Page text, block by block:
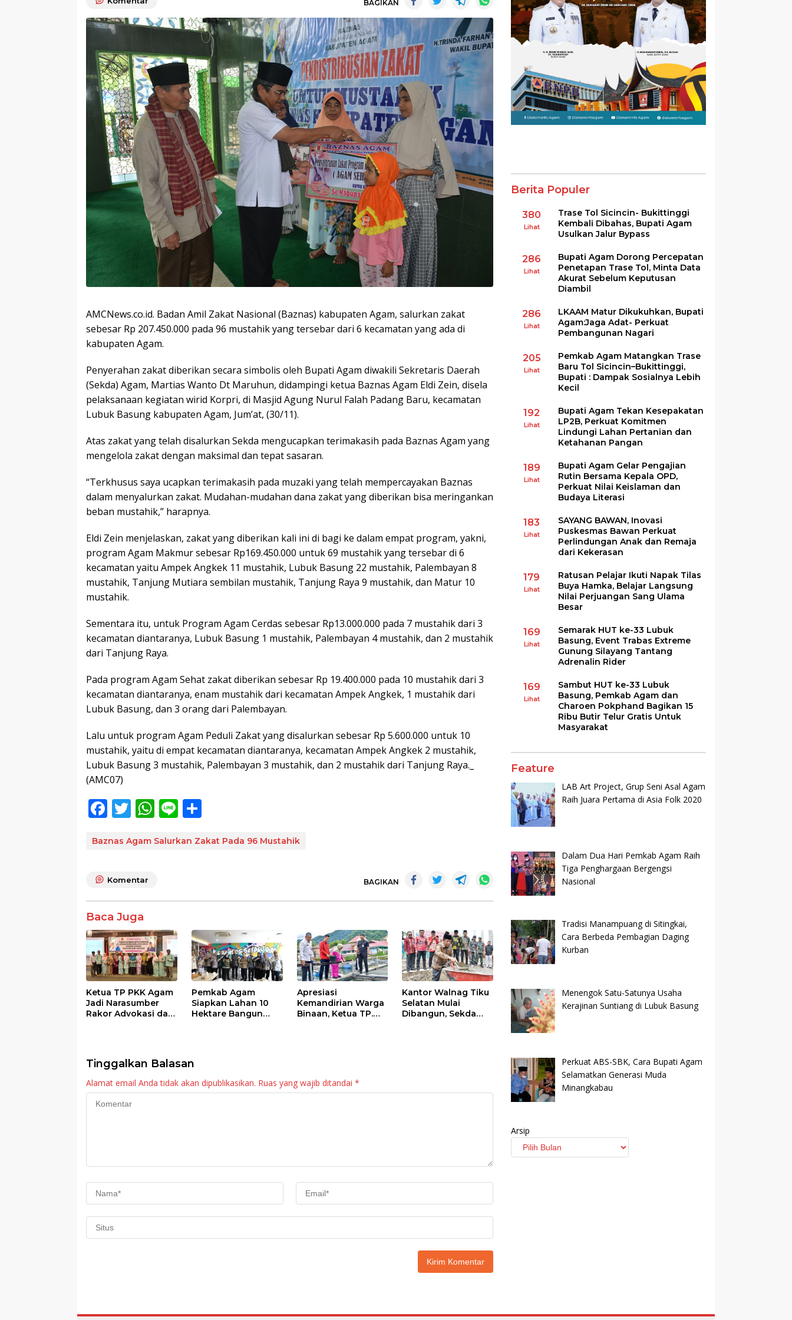
BAGIKAN
AMCNews.co.id. Badan Amil Zakat Nasional (Baznas) kabupaten Agam, salurkan zakat
sebesar Rp 207.450.000 pada 96 mustahik yang tersebar dari 6 kecamatan yang ada di
kabupaten Agam.
Penyerahan zakat diberikan secara simbolis oleh Bupati Agam diwakili Sekretaris Daerah
(Sekda) Agam, Martias Wanto Dt Maruhun, didampingi ketua Baznas Agam Eldi Zein, disela
pelaksanaan kegiatan wirid Korpri, di Masjid Agung Nurul Falah Padang Baru, kecamatan
Lubuk Basung kabupaten Agam, Jum’at, (30/11).
Atas zakat yang telah disalurkan Sekda mengucapkan terimakasih pada Baznas Agam yang
mengelola zakat dengan maksimal dan tepat sasaran.
“Terkhusus saya ucapkan terimakasih pada muzaki yang telah mempercayakan Baznas
dalam menyalurkan zakat. Mudahan-mudahan dana zakat yang diberikan bisa meringankan
beban mustahik,” harapnya.
Eldi Zein menjelaskan, zakat yang diberikan kali ini di bagi ke dalam empat program, yakni,
program Agam Makmur sebesar Rp169.450.000 untuk 69 mustahik yang tersebar di 6
kecamatan yaitu Ampek Angkek 11 mustahik, Lubuk Basung 22 mustahik, Palembayan 8
mustahik, Tanjung Mutiara sembilan mustahik, Tanjung Raya 9 mustahik, dan Matur 10
mustahik.
Sementara itu, untuk Program Agam Cerdas sebesar Rp13.000.000 pada 7 mustahik dari 3
kecamatan diantaranya, Lubuk Basung 1 mustahik, Palembayan 4 mustahik, dan 2 mustahik
dari Tanjung Raya.
Pada program Agam Sehat zakat diberikan sebesar Rp 19.400.000 pada 10 mustahik dari 3
kecamatan diantaranya, enam mustahik dari kecamatan Ampek Angkek, 1 mustahik dari
Lubuk Basung, dan 3 orang dari Palembayan.
Lalu untuk program Agam Peduli Zakat yang disalurkan sebesar Rp 5.600.000 untuk 10
mustahik, yaitu di empat kecamatan diantaranya, kecamatan Ampek Angkek 2 mustahik,
Lubuk Basung 3 mustahik, Palembayan 3 mustahik, dan 2 mustahik dari Tanjung Raya._
(AMC07)
F
e
o
o
k
T
itt
W
at
p
Li
e ar
Baznas Agam Salurkan Zakat Pada 96 Mustahik
Komentar BAGIKAN
Baca Juga
Ketua TP PKK Agam
Jadi Narasumber
Rakor Advokasi dan
Pemkab Agam
Siapkan Lahan 10
Hektare Bangun
Apresiasi
Kemandirian Warga
Binaan, Ketua TP.
Kantor Walnag Tiku
Selatan Mulai
Dibangun, Sekda
Tinggalkan Balasan
Alamat email Anda tidak akan dipublikasikan. Ruas yang wajib ditandai *
Berita Populer
380
Lihat
Trase Tol Sicincin- Bukittinggi
Kembali Dibahas, Bupati Agam
Usulkan Jalur Bypass
286
Lihat
Bupati Agam Dorong Percepatan
Penetapan Trase Tol, Minta Data
Akurat Sebelum Keputusan
Diambil
286
Lihat
LKAAM Matur Dikukuhkan, Bupati
Agam:Jaga Adat- Perkuat
Pembangunan Nagari
205
Lihat
Pemkab Agam Matangkan Trase
Baru Tol Sicincin–Bukittinggi,
Bupati : Dampak Sosialnya Lebih
Kecil
192
Lihat
Bupati Agam Tekan Kesepakatan
LP2B, Perkuat Komitmen
Lindungi Lahan Pertanian dan
Ketahanan Pangan
189
Lihat
Bupati Agam Gelar Pengajian
Rutin Bersama Kepala OPD,
Perkuat Nilai Keislaman dan
Budaya Literasi
183
Lihat
SAYANG BAWAN, Inovasi
Puskesmas Bawan Perkuat
Perlindungan Anak dan Remaja
dari Kekerasan
179
Lihat
Ratusan Pelajar Ikuti Napak Tilas
Buya Hamka, Belajar Langsung
Nilai Perjuangan Sang Ulama
Besar
169
Lihat
Semarak HUT ke-33 Lubuk
Basung, Event Trabas Extreme
Gunung Silayang Tantang
Adrenalin Rider
169
Lihat
Sambut HUT ke-33 Lubuk
Basung, Pemkab Agam dan
Charoen Pokphand Bagikan 15
Ribu Butir Telur Gratis Untuk
Masyarakat
Feature
LAB Art Project, Grup Seni Asal Agam
Raih Juara Pertama di Asia Folk 2020
Dalam Dua Hari Pemkab Agam Raih
Tiga Penghargaan Bergengsi
Nasional
Tradisi Manampuang di Sitingkai,
Cara Berbeda Pembagian Daging
Kurban
Menengok Satu-Satunya Usaha
Kerajinan Suntiang di Lubuk Basung
Perkuat ABS-SBK, Cara Bupati Agam
Selamatkan Generasi Muda
Minangkabau
Arsip